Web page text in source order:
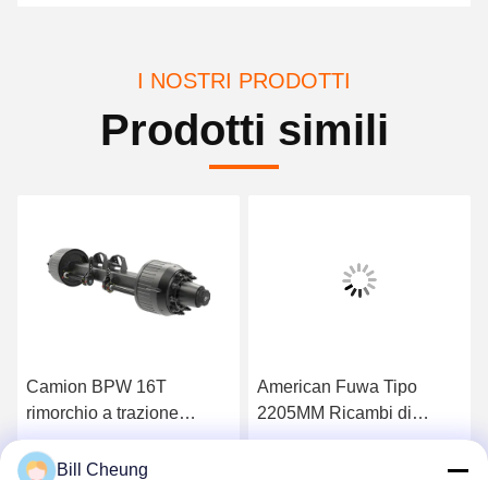
I NOSTRI PRODOTTI
Prodotti simili
Camion BPW 16T
rimorchio a trazione
quadrata parte di ricambio
sospensione aerea asse
Ottenga il migliore prezzo
American Fuwa Tipo
2205MM Ricambi di
rimorchio Quadratura
Ottenga il migliore prezzo
Bill Cheung